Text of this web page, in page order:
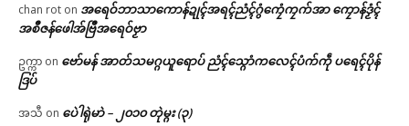
chan rot on အရေဝ်ဘာသာကောန်ဍုၚ်အရၚ်ညံၚ်ဂွံကၠေံကၠက်အာ ကၠောန်ဒၟံၚ်
အစဳဇန်ဖေါအ်ဗြဳအရေဝ်ဗၟာ
ဥက္ကာ on ဗော်မန် အာတ်သမဂ္ဂယူရောပ် ညံၚ်သ္ဂောံကလေၚ်ပံက်ကဵု ပရေၚ်ပိုန်
ဒြပ်
အသီ on ပေဲါရုဲမာဲ – ၂၀၁၀ တုဲမ္ဂး (၃)